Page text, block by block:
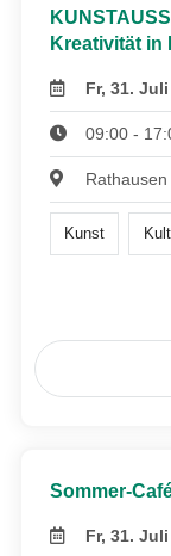
Kreativität in
Fr, 31.
09:00 -
Kunst
Sommer-
Fr, 31.